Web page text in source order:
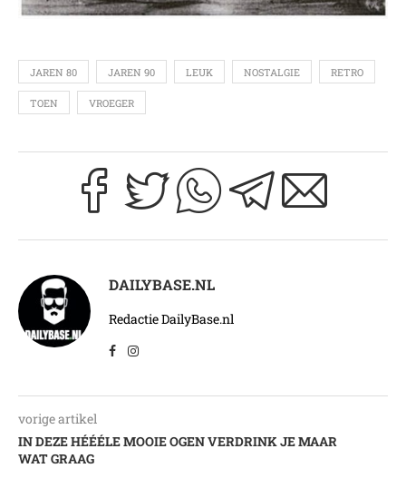
JAREN 80 JAREN 90 LEUK NOSTALGIE RETRO
TOEN VROEGER
DAILYBASE.NL
Redactie DailyBase.nl
vorige artikel
IN DEZE HÉÉÉLE MOOIE OGEN VERDRINK JE MAAR
WAT GRAAG